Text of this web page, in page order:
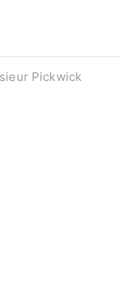
Pickwick